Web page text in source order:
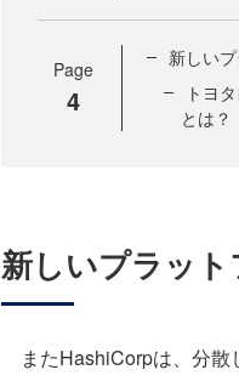
Page
4
新しい
トヨ
とは？
新しいプラッ
またHashiCorpは、分散